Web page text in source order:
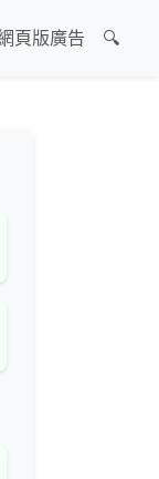
頁版廣告 🔍